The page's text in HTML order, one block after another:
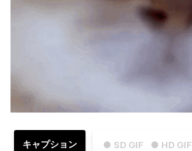
● SD GIF ● HD GIF
キャプション